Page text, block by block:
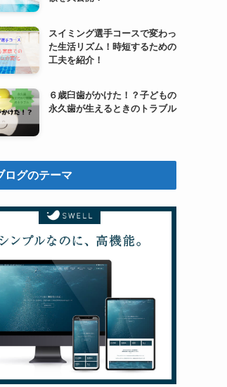
スイミング選手コースで変わっ
た生活リズム！時短するための
工夫を紹介！
６歳臼歯がかけた！？子どもの
永久歯が生えるときのトラブル
ログのテーマ